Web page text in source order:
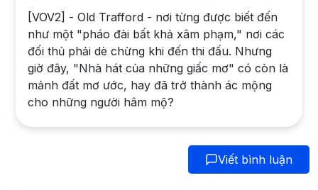
[VOV2] - Old Trafford - nơi từng được biết đến
như một "pháo đài bất khả xâm phạm," nơi các
đối thủ phải dè chừng khi đến thi đấu. Nhưng
giờ đây, "Nhà hát của những giấc mơ" có còn là
mảnh đất mơ ước, hay đã trở thành ác mộng
cho những người hâm mộ?
Viết bình luận